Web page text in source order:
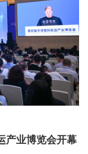
产业博览会开幕